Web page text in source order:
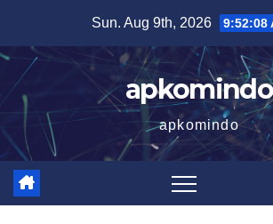
content
Sun. Aug 9th, 2026 9:52:08
apkomindo
apkomindo